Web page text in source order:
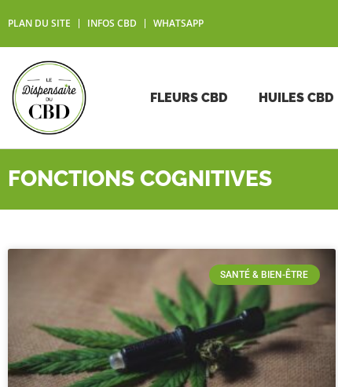
PLAN DU SITE INFOS CBD WHATSAPP
FLEURS CBD HUILES CBD
FONCTIONS COGNITIVES
SANTÉ & BIEN-ÊTRE